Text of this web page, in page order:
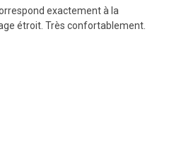
exactement à la
étroit. Très confortablement.